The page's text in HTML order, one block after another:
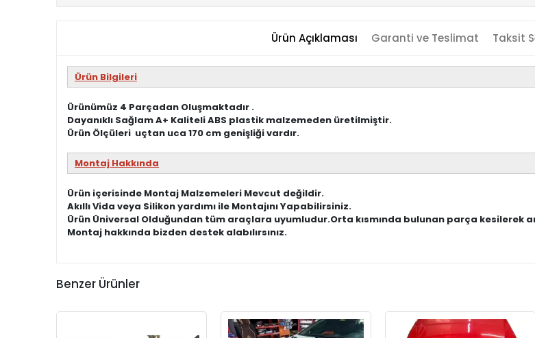
Ürün Açıklaması Garanti ve Teslimat Taksit
Ürün Bilgileri
Ürünümüz 4 Parçadan Oluşmaktadır .
Dayanıklı Sağlam A+ Kaliteli ABS plastik malzemeden üretilmiştir.
Ürün Ölçüleri uçtan uca 170 cm genişliği vardır.
Montaj Hakkında
Ürün içerisinde Montaj Malzemeleri Mevcut değildir.
Akıllı Vida veya Silikon yardımı ile Montajını Yapabilirsiniz.
Ürün Üniversal Olduğundan tüm araçlara uyumludur.Orta kısmında bulunan parça kesilerek
Montaj hakkında bizden destek alabılırsınız.
Benzer Ürünler